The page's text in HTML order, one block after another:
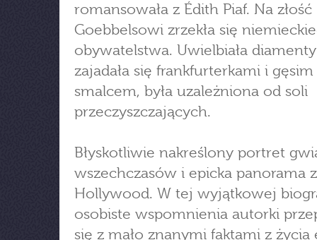
romansowała z Édith Piaf. Na złość
Goebbelsowi zrzekła się
obywatelstwa. Uwielbiała
zajadała się frankfurterkami i gęsim
smalcem, była uzależniona od soli
przeczyszczających.
Błyskotliwie nakreślony portret
wszechczasów i epicka panorama
Hollywood. W tej wyjątkowej
osobiste wspomnienia autorki
się z mało znanymi faktami z życia